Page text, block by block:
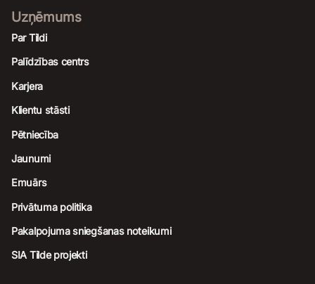
Uzņēmums
Par Tildi
Palīdzības centrs
Karjera
Klientu stāsti
Pētniecība
Jaunumi
Emuārs
Privātuma politika
Pakalpojuma sniegšanas noteikumi
SIA Tilde projekti